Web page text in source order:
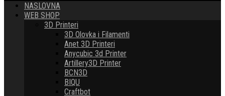
NASLOVNA
WEB SHOP
3D Printeri
3D Olovka i Filamenti
Anet 3D Printeri
Anycubic 3d Printer
Artillery3D Printer
BCN3D
BIQU
Craftbot